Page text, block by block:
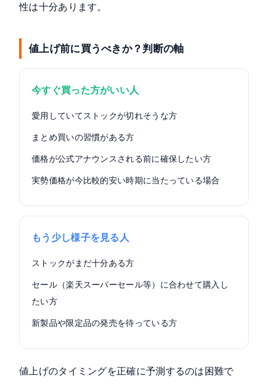
性は十分あります。
値上げ前に買うべきか？判断の軸
今すぐ買った方がいい人
愛用していてストックが切れそうな方
まとめ買いの習慣がある方
価格が公式アナウンスされる前に確保したい方
実勢価格が今比較的安い時期に当たっている場合
もう少し様子を見る人
ストックがまだ十分ある方
セール（楽天スーパーセール等）に合わせて購入し
たい方
新製品や限定品の発売を待っている方
値上げのタイミングを正確に予測するのは困難で